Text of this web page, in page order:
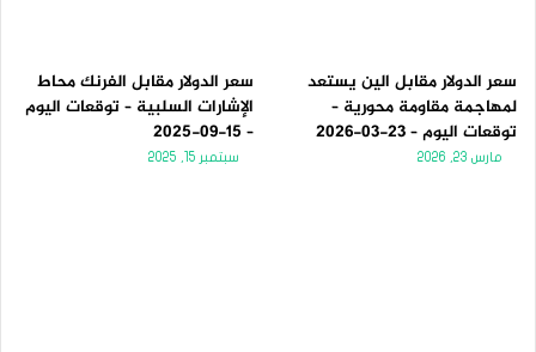
سعر الدولار مقابل الين يستعد
لمهاجمة مقاومة محورية –
توقعات اليوم – 23-03-2026
مارس 23, 2026
سعر الدولار مقابل الفرنك محاط
الإشارات السلبية – توقعات اليوم
– 15-09-2025
سبتمبر 15, 2025